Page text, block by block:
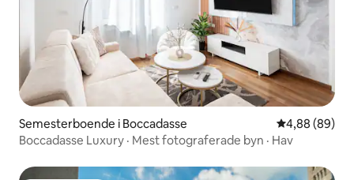
Semesterboende i Boccadasse 4,88 av 5 i
4,88 (89)
Boccadasse Luxury · Mest fotograferade byn · Hav